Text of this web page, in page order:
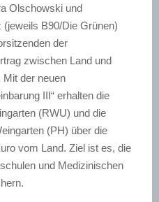
Olschowski und
B90/Die Grünen)
der
zwischen Land und
der neuen
III“ erhalten die
(RWU) und die
(PH) über die
vom Land. Ziel ist es, die
und Medizinischen